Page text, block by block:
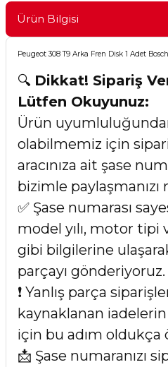
Ürün Bilgisi
Peugeot 308 T9 Arka Fren Disk 1 Adet
🔍 Dikkat! Sipariş
Lütfen Okuyunuz:
Ürün
olabilmemiz için
aracınıza ait şase
bizimle paylaşmanızı
✅ Şase numarası
model yılı, motor tipi
gibi bilgilerine
parçayı gönderiyoruz.
❗ Yanlış parça
kaynaklanan
için bu adım oldukça
📩 Şase numaranızı